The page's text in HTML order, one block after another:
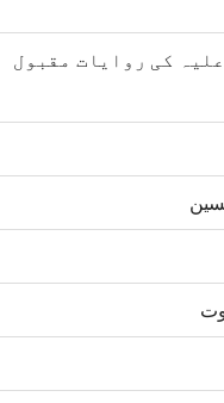
کی روایات مقبول